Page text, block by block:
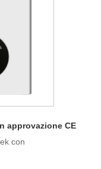
approvazione CE
con